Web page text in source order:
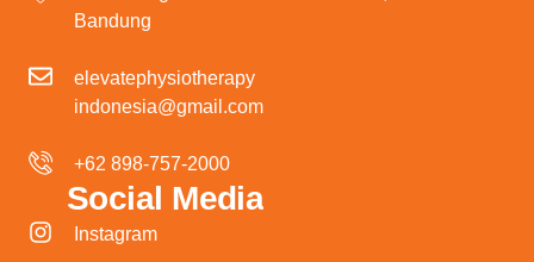
Bandung
elevatephysiotherapy
indonesia@gmail.com
+62 898-757-2000
Social Media
Instagram